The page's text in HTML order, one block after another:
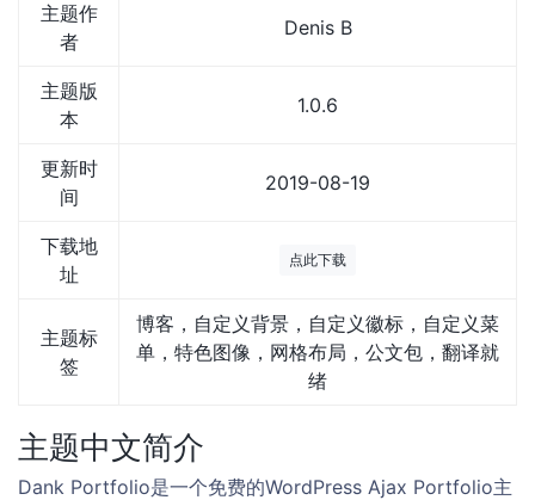
主题作
者
Denis B
主题版
本
1.0.6
更新时
间
2019-08-19
下载地
址
点此下载
主题标
签
博客，自定义背景，自定义徽标，自定义菜
单，特色图像，网格布局，公文包，翻译就
绪
主题中文简介
Dank Portfolio是一个免费的WordPress Ajax Portfolio主